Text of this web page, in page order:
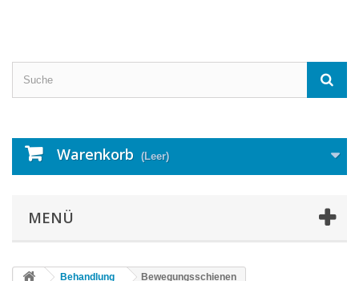
Warenkorb (Leer)
MENÜ
Behandlung Bewegungsschienen